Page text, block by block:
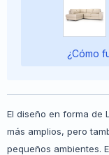
¿Cómo
El diseño en forma de
más amplios, pero
pequeños ambientes.